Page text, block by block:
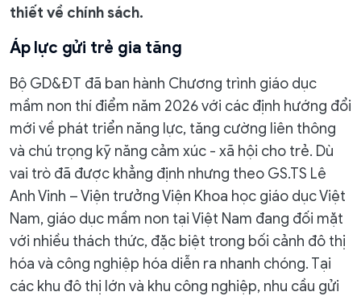
thiết về chính sách.
Áp lực gửi trẻ gia tăng
Bộ GD&ĐT đã ban hành Chương trình giáo dục
mầm non thí điểm năm 2026 với các định hướng đổi
mới về phát triển năng lực, tăng cường liên thông
và chú trọng kỹ năng cảm xúc - xã hội cho trẻ. Dù
vai trò đã được khẳng định nhưng theo GS.TS Lê
Anh Vinh – Viện trưởng Viện Khoa học giáo dục Việt
Nam, giáo dục mầm non tại Việt Nam đang đối mặt
với nhiều thách thức, đặc biệt trong bối cảnh đô thị
hóa và công nghiệp hóa diễn ra nhanh chóng. Tại
các khu đô thị lớn và khu công nghiệp, nhu cầu gửi